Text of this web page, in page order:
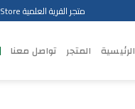
متجر القرية العلمية Scientific Village Store
الرئيسية المتجر تواصل معنا